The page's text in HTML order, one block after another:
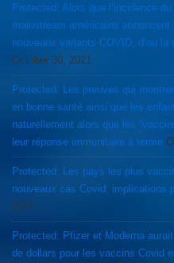
Protected: Alors que l’incidence
mainstream américains
nouveaux variants COVID, d’ou
October 30, 2021
Protected: Les preuves qui
en bonne santé ainsi que les
naturellement alors que les
leur réponse immunitaire à terme
Protected: Les pays les plus
nouveaux cas Covid: implications
2021
Protected: Pfizer et Moderna
de dollars pour les vaccins Covid